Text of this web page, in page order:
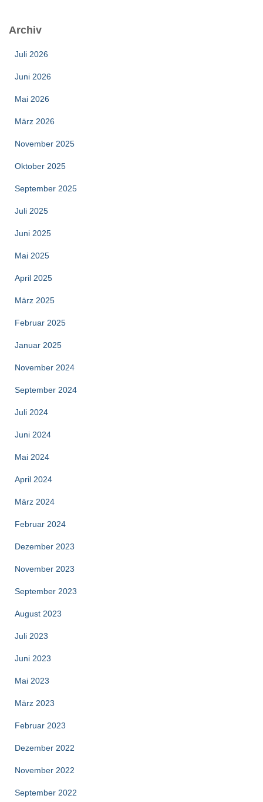
Archiv
Juli 2026
Juni 2026
Mai 2026
März 2026
November 2025
Oktober 2025
September 2025
Juli 2025
Juni 2025
Mai 2025
April 2025
März 2025
Februar 2025
Januar 2025
November 2024
September 2024
Juli 2024
Juni 2024
Mai 2024
April 2024
März 2024
Februar 2024
Dezember 2023
November 2023
September 2023
August 2023
Juli 2023
Juni 2023
Mai 2023
März 2023
Februar 2023
Dezember 2022
November 2022
September 2022